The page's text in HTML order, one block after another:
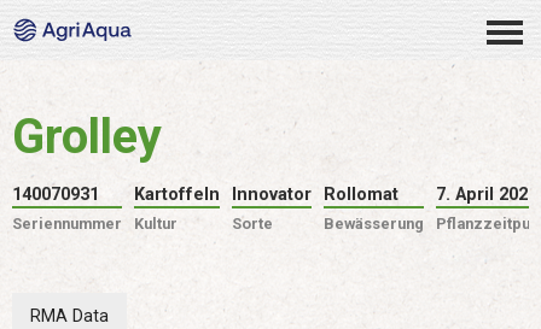
Grolley
140070931
Seriennummer
Kartoffeln
Kultur
Innovator
Sorte
Rollomat
Bewässerung
7. April 2026
RMA Data